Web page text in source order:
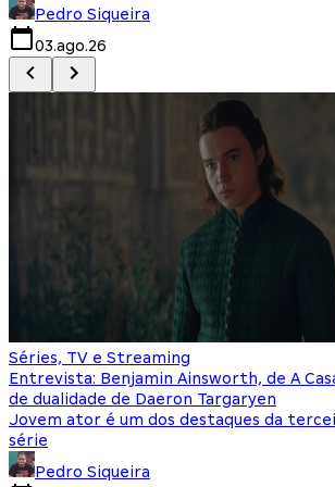
Pedro Siqueira
03.ago.26
Séries, TV e Streaming
Entrevista: Benjamin Ainsworth, de A
de dualidade de Daeron Targaryen
Jovem ator é um dos destaques da
série
Pedro Siqueira